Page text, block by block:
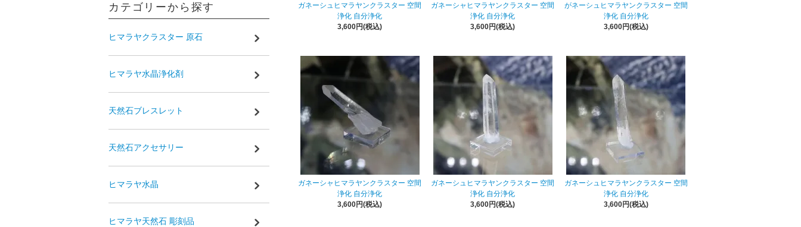
ガネーシュヒマラヤンクラスター 空間
浄化 自分浄化
3,600円(税込)
ガネーシャヒマラヤンクラスター 空間
浄化 自分浄化
3,600円(税込)
がネーシュヒマラヤンクラスター 空間
浄化 自分浄化
3,600円(税込)
ガネーシャヒマラヤンクラスター 空間
浄化 自分浄化
3,600円(税込)
ガネーシュヒマラヤンクラスター 空間
浄化 自分浄化
3,600円(税込)
ガネーシュヒマラヤンクラスター 空間
浄化 自分浄化
3,600円(税込)
カテゴリーから探す
ヒマラヤクラスター 原石
ヒマラヤ水晶浄化剤
天然石ブレスレット
天然石アクセサリー
ヒマラヤ水晶
ヒマラヤ天然石 彫刻品